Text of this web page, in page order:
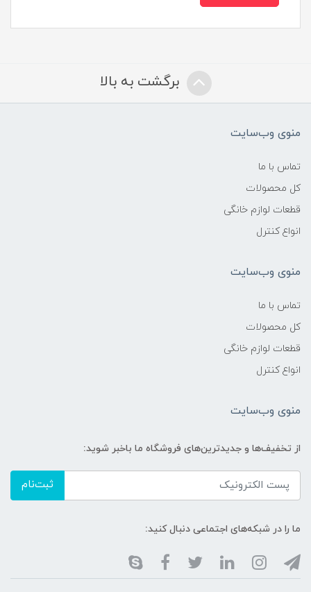
برگشت به بالا
منوی وب‌سایت
تماس با ما
کل محصولات
قطعات لوازم خانگی
انواع کنترل
منوی وب‌سایت
تماس با ما
کل محصولات
قطعات لوازم خانگی
انواع کنترل
منوی وب‌سایت
از تخفیف‌ها و جدیدترین‌های فروشگاه ما باخبر شوید:
ثبت‌نام
ما را در شبکه‌های اجتماعی دنبال کنید: